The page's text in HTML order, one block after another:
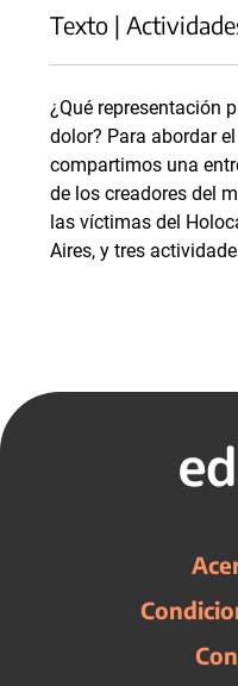
Texto |
¿Qué representación
dolor? Para abordar
compartimos una
de los creadores del
las víctimas del
Aires, y tres